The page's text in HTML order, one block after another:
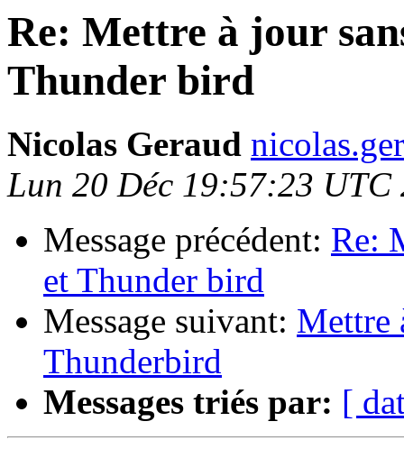
Re: Mettre à jour
Thunder bird
Nicolas Geraud
Lun 20 Déc 19:57:23 UTC
Message précédent: Re:
et Thunder bird
Message suivant: Mettre
Thunderbird
Messages triés par: [